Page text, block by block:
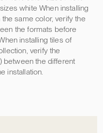
white When installing
same color, verify the
the formats before
installing tiles of
verify the
between the different
installation.